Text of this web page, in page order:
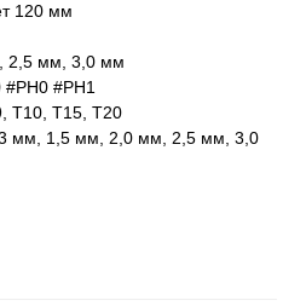
120 мм
2,5 мм, 3,0 мм
#PH1
Т10, Т15, Т20
мм, 1,5 мм, 2,0 мм, 2,5 мм, 3,0